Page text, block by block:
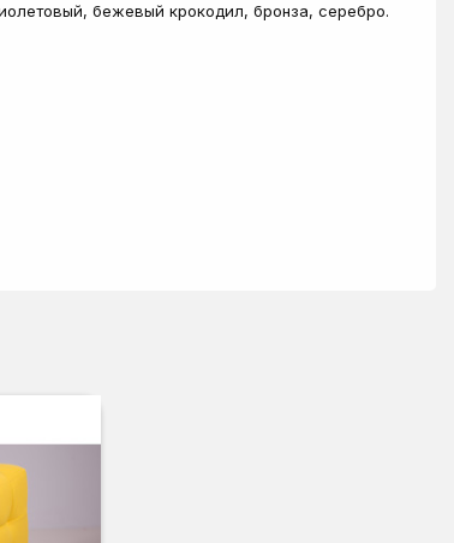
бежевый крокодил, бронза, серебро.